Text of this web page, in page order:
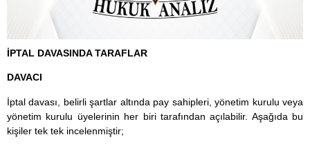
İPTAL DAVASINDA TARAFLAR
DAVACI
İptal davası, belirli şartlar altında pay sahipleri, yönetim kurulu veya
yönetim kurulu üyelerinin her biri tarafından açılabilir. Aşağıda bu
kişiler tek tek incelenmiştir;